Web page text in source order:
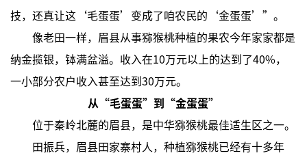
技，还真让这‘毛蛋蛋’变成了咱农民的‘金蛋蛋’”。
像老田一样，眉县从事猕猴桃种植的果农今年家家都是
纳金揽银，钵满盆溢。收入在10万元以上的达到了40%，
一小部分农户收入甚至达到30万元。
从“毛蛋蛋”到“金蛋蛋”
位于秦岭北麓的眉县，是中华猕猴桃最佳适生区之一。
田振兵，眉县田家寨村人，种植猕猴桃已经有十多年